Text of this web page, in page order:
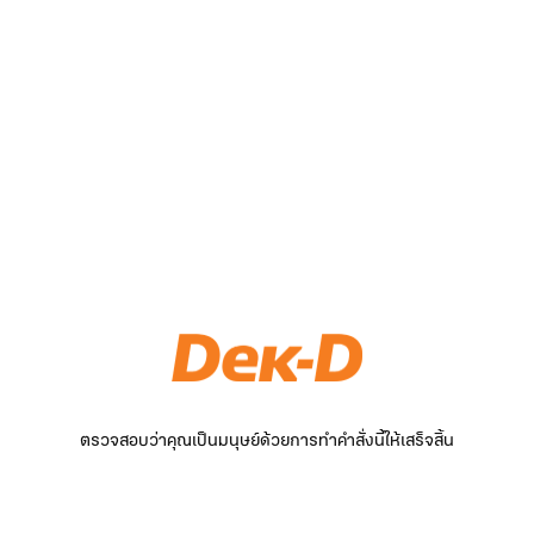
ตรวจสอบว่าคุณเป็นมนุษย์ด้วยการทำคำสั่งนี้ให้เสร็จสิ้น